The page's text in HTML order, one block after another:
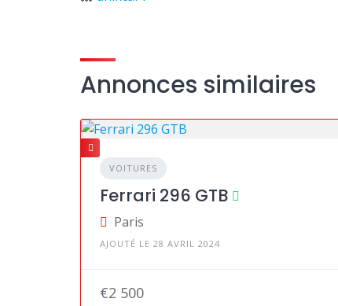
Annonces similaires
VOITURES
Ferrari 296 GTB
Paris
AJOUTÉ LE 28 AVRIL 2024
€2 500